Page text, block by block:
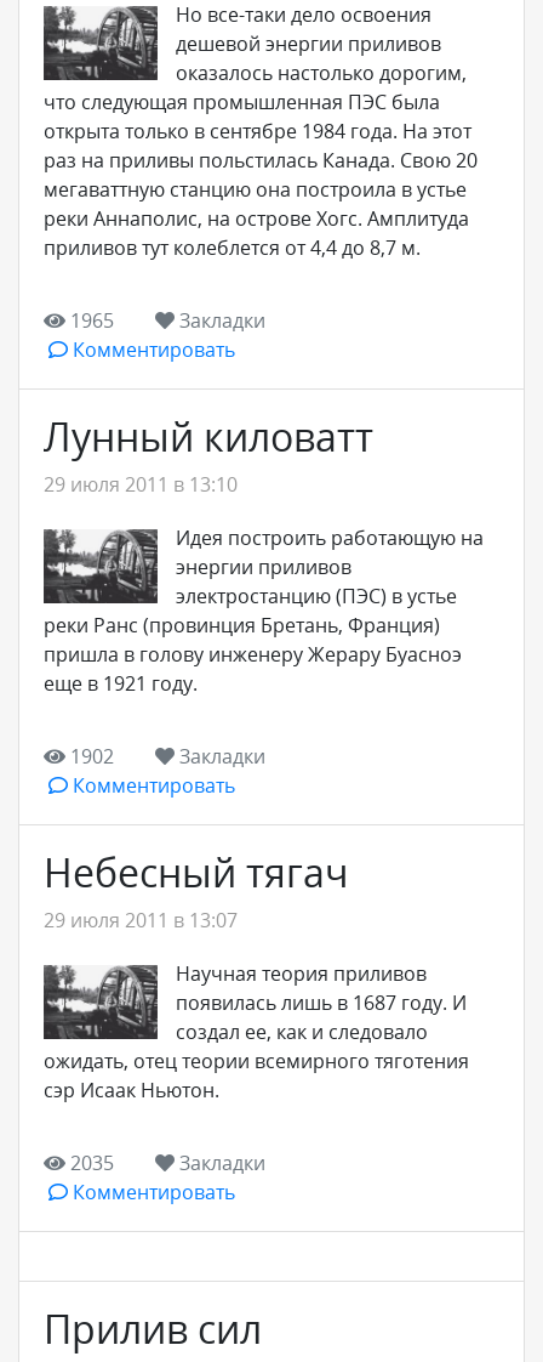
Но все-таки дело освоения
дешевой энергии приливов
оказалось настолько дорогим,
что следующая промышленная ПЭС была
открыта только в сентябре 1984 года. На этот
раз на приливы польстилась Канада. Свою 20
мегаваттную станцию она построила в устье
реки Аннаполис, на острове Хогс. Амплитуда
приливов тут колеблется от 4,4 до 8,7 м.
1965
Закладки
Комментировать
Лунный киловатт
29 июля 2011 в 13:10
Идея построить работающую на
энергии приливов
электростанцию (ПЭС) в устье
реки Ранс (провинция Бретань, Франция)
пришла в голову инженеру Жерару Буасноэ
еще в 1921 году.
1902
Закладки
Комментировать
Небесный тягач
29 июля 2011 в 13:07
Научная теория приливов
появилась лишь в 1687 году. И
создал ее, как и следовало
ожидать, отец теории всемирного тяготения
сэр Исаак Ньютон.
2035
Закладки
Комментировать
Прилив сил